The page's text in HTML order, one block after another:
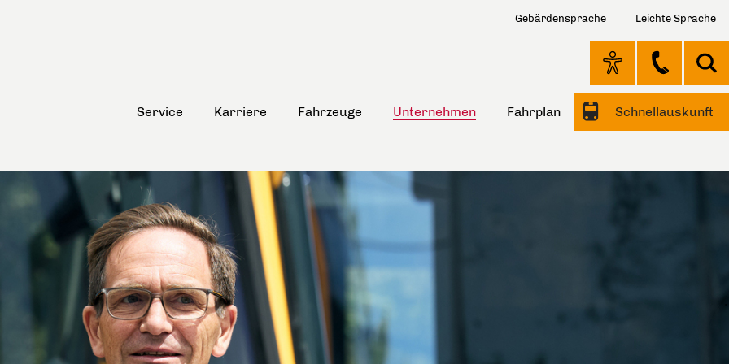
Gebärdensprache Leichte Sprache
Service Karriere Fahrzeuge Unternehmen Fahrplan Schnellauskunft